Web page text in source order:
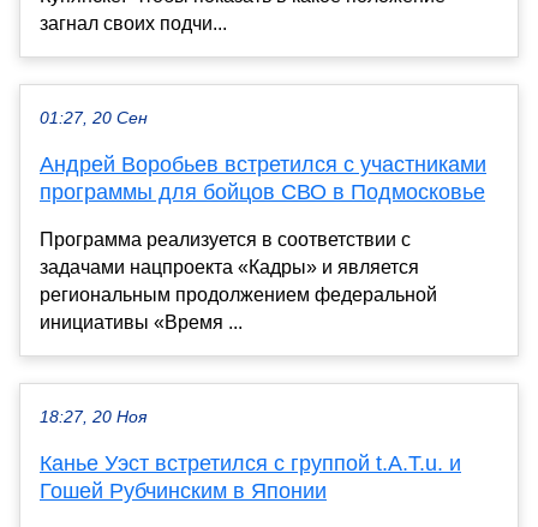
загнал своих подчи...
01:27, 20 Сен
Андрей Воробьев встретился с участниками
программы для бойцов СВО в Подмосковье
Программа реализуется в соответствии с
задачами нацпроекта «Кадры» и является
региональным продолжением федеральной
инициативы «Время ...
18:27, 20 Ноя
Канье Уэст встретился с группой t.A.T.u. и
Гошей Рубчинским в Японии